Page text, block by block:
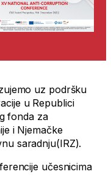
uz podršku
u Republici
fonda za
i Njemačke
saradnju(IRZ).
učesnicima